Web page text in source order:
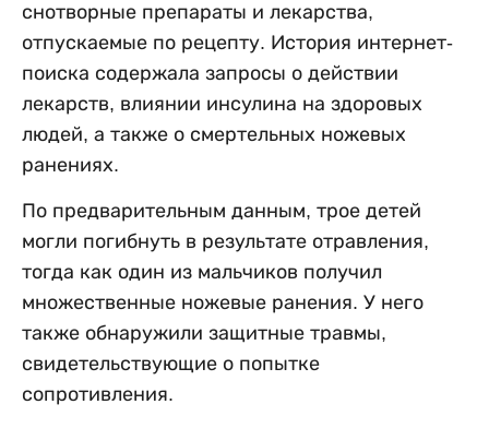
снотворные препараты и лекарства,
отпускаемые по рецепту. История интернет-
поиска содержала запросы о действии
лекарств, влиянии инсулина на здоровых
людей, а также о смертельных ножевых
ранениях.
По предварительным данным, трое детей
могли погибнуть в результате отравления,
тогда как один из мальчиков получил
множественные ножевые ранения. У него
также обнаружили защитные травмы,
свидетельствующие о попытке
сопротивления.